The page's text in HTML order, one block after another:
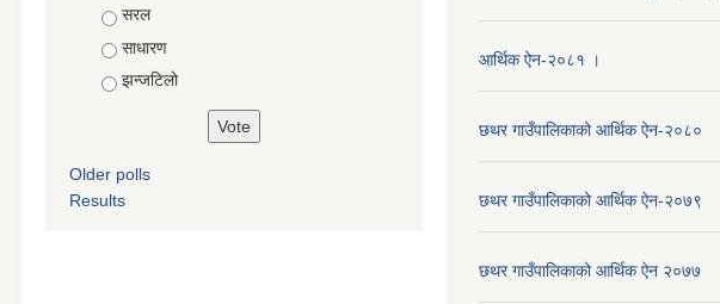
Choices
सरल
साधारण
झन्जटिलो
Older polls
Results
आर्थिक ऐन-२०८१ ।
छथर गाउँपालिकाको आर्थिक ऐन-२०८०
छथर गाउँपालिकाको आर्थिक ऐन-२०७९
छथर गाउँपालिकाको आर्थिक ऐन २०७७